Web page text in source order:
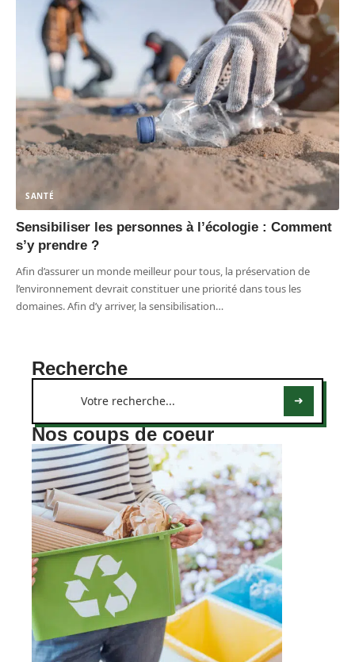
SANTÉ
Sensibiliser les personnes à l’écologie : Comment
s’y prendre ?
Afin d’assurer un monde meilleur pour tous, la préservation de
l’environnement devrait constituer une priorité dans tous les
domaines. Afin d’y arriver, la sensibilisation…
Recherche
Nos coups de coeur